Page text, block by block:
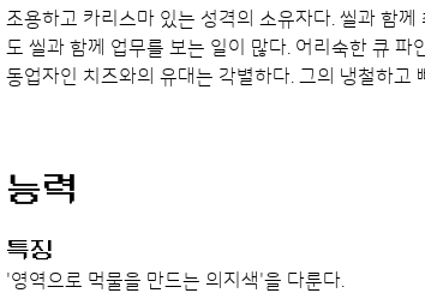
조용하고 카리스마 있는 성격의 소유자다. 씰과 함
도 씰과 함께 업무를 보는 일이 많다. 어리숙한 큐
동업자인 치즈와의 유대는 각별하다. 그의 냉철하고
능력
특징
'영역으로 먹물을 만드는 의지색'을 다룬다.